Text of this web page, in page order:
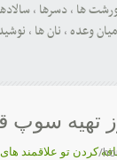
ها ,دسرها ,
میان وعده, نان ها ,
تهیه سوپ
کردن تو علاقمند/